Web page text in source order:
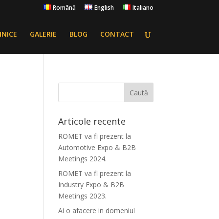
Română English Italiano
GALERIE BLOG CONTACT
Articole recente
ROMET va fi prezent la
Automotive Expo & B2B
Meetings 2024.
ROMET va fi prezent la
Industry Expo & B2B
Meetings 2023.
Ai o afacere in domeniul